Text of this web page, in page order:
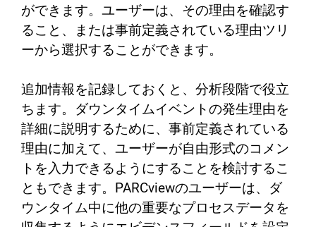
ができます。ユーザーは、その理由を確認す
ること、または事前定義されている理由ツリ
ーから選択することができます。
追加情報を記録しておくと、分析段階で役立
ちます。ダウンタイムイベントの発生理由を
詳細に説明するために、事前定義されている
理由に加えて、ユーザーが自由形式のコメン
トを入力できるようにすることを検討するこ
ともできます。PARCviewのユーザーは、ダ
ウンタイム中に他の重要なプロセスデータを